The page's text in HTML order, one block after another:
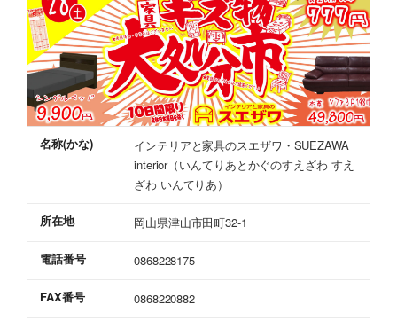
名称(かな)
インテリアと家具のスエザワ・SUEZAWA
interior（いんてりあとかぐのすえざわ すえ
ざわ いんてりあ）
所在地 岡山県津山市田町32-1
電話番号 0868228175
FAX番号 0868220882